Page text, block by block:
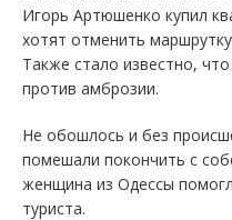
Игорь Артюшенко купил
хотят отменить
Также стало известно,
против амброзии.
Не обошлось и без
помешали покончить с
женщина из Одессы
туриста.